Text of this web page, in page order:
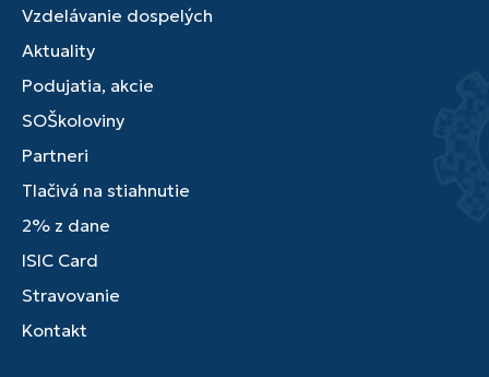
Vzdelávanie dospelých
Aktuality
Podujatia, akcie
SOŠkoloviny
Partneri
Tlačivá na stiahnutie
2% z dane
ISIC Card
Stravovanie
Kontakt